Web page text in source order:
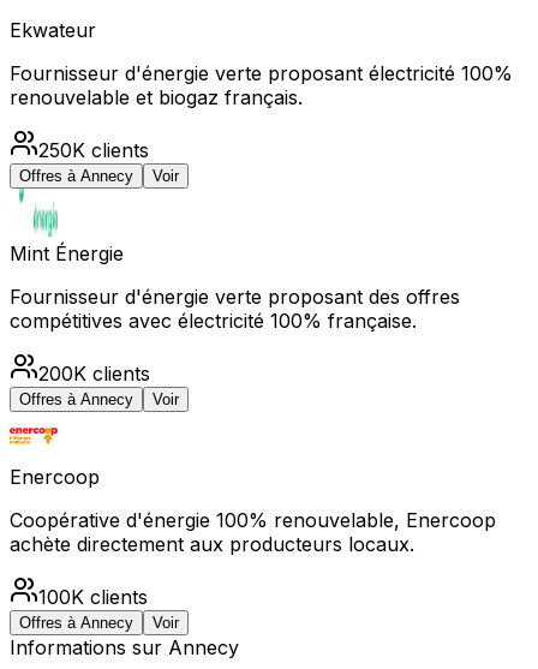
Ekwateur
Fournisseur d'énergie verte proposant électricité 100%
renouvelable et biogaz français.
250K clients
Offres à Annecy Voir
Mint Énergie
Fournisseur d'énergie verte proposant des offres
compétitives avec électricité 100% française.
200K clients
Offres à Annecy Voir
Enercoop
Coopérative d'énergie 100% renouvelable, Enercoop
achète directement aux producteurs locaux.
100K clients
Offres à Annecy Voir
Informations sur Annecy